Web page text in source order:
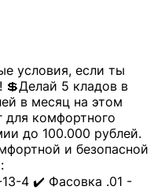
условия, если ты
💲Делай 5 кладов в
в месяц на этом
для комфортного
до 100.000 рублей.
и безопасной
4 ✔️ Фасовка .01 -